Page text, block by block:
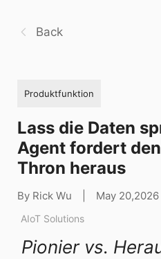
Back
Produktfunktion
Lass die Daten
Agent fordert
Thron heraus
By Rick Wu May 20,2026
AIoT Solutions
Pionier vs.